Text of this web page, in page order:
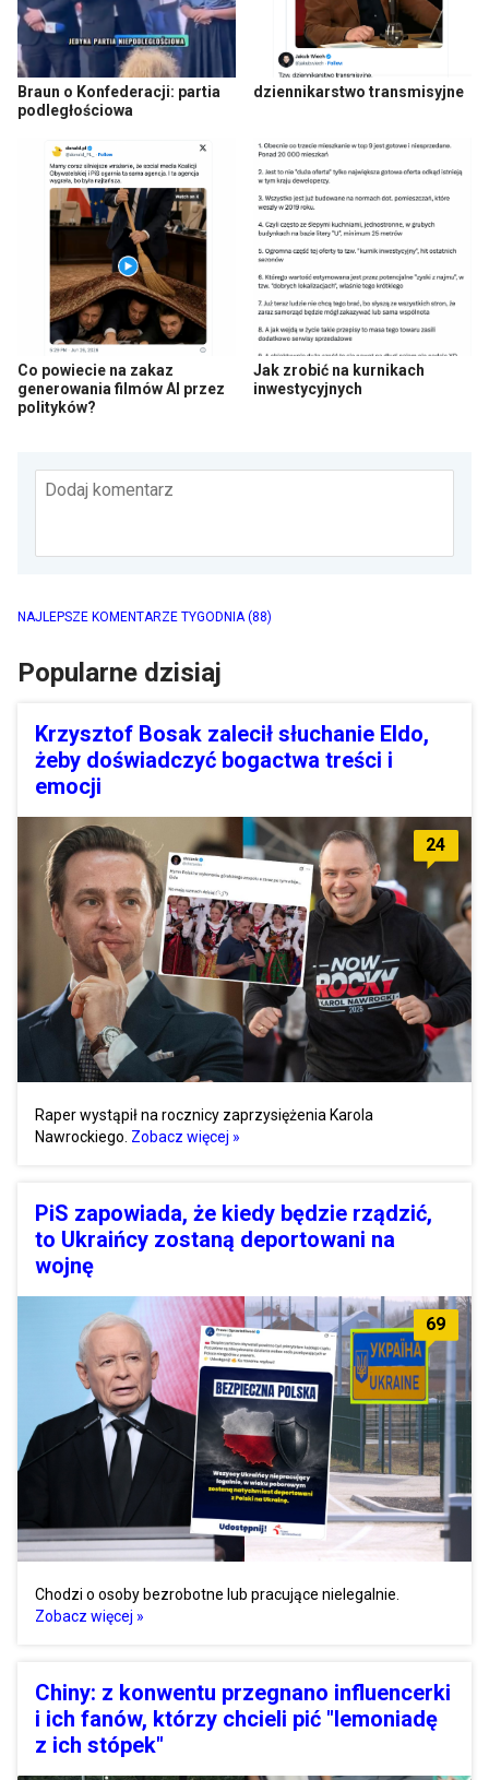
Braun o Konfederacji: partia
podległościowa
dziennikarstwo transmisyjne
Co powiecie na zakaz
generowania filmów AI przez
polityków?
Jak zrobić na kurnikach
inwestycyjnych
Dodaj komentarz
NAJLEPSZE KOMENTARZE TYGODNIA(88)
Popularne dzisiaj
Krzysztof Bosak zalecił słuchanie Eldo,
żeby doświadczyć bogactwa treści i
emocji
24
Raper wystąpił na rocznicy zaprzysiężenia Karola
Nawrockiego. Zobacz więcej »
PiS zapowiada, że kiedy będzie rządzić,
to Ukraińcy zostaną deportowani na
wojnę
69
Chodzi o osoby bezrobotne lub pracujące nielegalnie.
Zobacz więcej »
Chiny: z konwentu przegnano influencerki
i ich fanów, którzy chcieli pić "lemoniadę
z ich stópek"